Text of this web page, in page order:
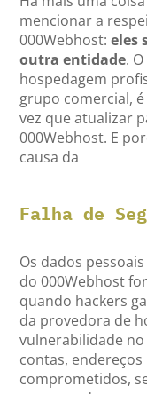
mencionar a
000Webhost:eles
outra entidade. O
hospedagem
grupo comercial,
vez que atualizar
000Webhost. E
causa da
Falha de
Os dados
do 000Webhost
quando hackers
da provedora de
vulnerabilidade
contas, endereços
comprometidos,